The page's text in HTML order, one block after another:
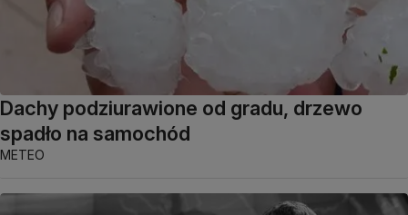
Dachy podziurawione od gradu, drzewo
spadło na samochód
METEO